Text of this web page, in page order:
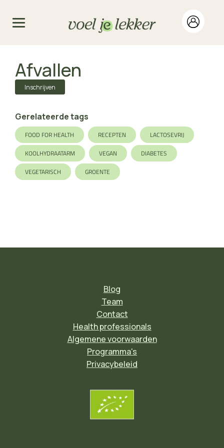
Afvallen
Inschrijven
Gerelateerde tags
FOOD FOR HEALTH RECEPTEN
LACTOSEVRIJ
KOOLHYDRAATARM
VEGAN
DIABETES
VEGETARISCH
GROENTE
Blog
Team
Contact
Health professionals
Algemene voorwaarden
Programma's
Privacybeleid